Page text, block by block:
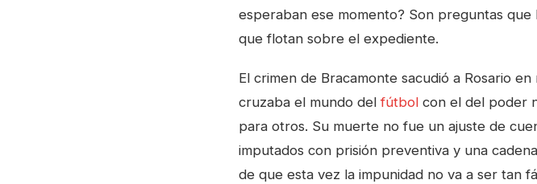
esperaban ese momento? Son preguntas
que flotan sobre el expediente.
El crimen de Bracamonte sacudió a Rosario
cruzaba el mundo delfútbol con el del poder
para otros. Su muerte no fue un ajuste de
imputados con prisión preventiva y una
de que esta vez la impunidad no va a ser tan